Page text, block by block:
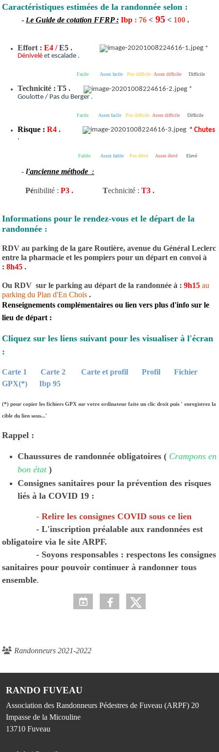
Caractéristiques estimées de la randonnée selon :
- Le Guide de cotation FFRP : Ibp : 76 < 95 < 100 .
Effort : E4 /E5 .
*
Dénivelé et escalade .
Facile Assez facile Peu difficile Assez difficile Difficile
Technicité : T5 .
*
Goulotte / Pas du Berger .
Facile Assez facile Peu difficile Assez difficile Difficile
Risque : R4 . * Chutes
.
Faible Assez faible Peu élevé Assez élevé Elevé
- l'ancienne méthode :
Pénibilité : P3 . Technicité : T3 .
Informations pour le rendez-vous et le départ de la
randonnée :
RDV au parking de la gare Routière, avenue du Général Leclerc
entre la pharmacie et les pompiers pour un départ en convoi à
: 8h45 .
Ou RDV sur le parking au départ de la randonnée à : 9h15 au
parking du Plan d'En Chois .
Renseignements complémentaires ou lien vers plus d'info sur le
lieu de départ :
Cliquez sur les liens suivant pour les visualiser à l'écran
:
Carte 1 Carte 2 Carte et profil Profil
Fichier
GPX(*)
Ibp 95
(*) pour copier les fichiers GPX sur votre ordinateur faite un clic droit puis ' enregistrez la
cible du lien sous...'
Rappel :
Chaussures de randonnée obligatoires ( Crampons en
bon état)
Consignes sanitaires pour la prévention des risques
liés à la COVID 19 :
- Relire les consignes COVID sous ce lien
- L'inscription préalable aux randonnées est
obligatoire via le site ARPF.
- Soyons responsables : respectons les consignes
sanitaires pour pouvoir continuer à randonner tous
ensemble.
Randonneurs 2021-2022
RANDO FUVEAU
Association des Randonneurs Pédestres de Fuveau (ARPF) 20
Impasse de la Micouline
13710 Fuveau